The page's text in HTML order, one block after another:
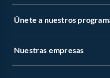
Únete a nuestros
Nuestras empresas